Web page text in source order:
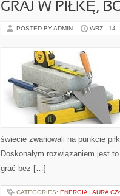
GRAJ W PIŁKĘ,
POSTED BY ADMIN WRZ - 14
świecie zwariowali na punkcie
Doskonałym rozwiązaniem jest
grać bez […]
CATEGORIES: ENERGIA I AURA